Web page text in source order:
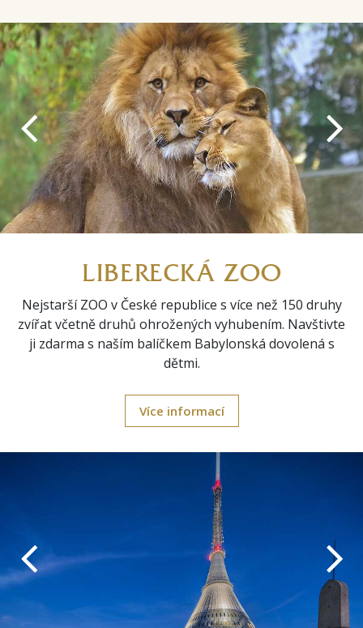
LIBERECKÁ ZOO
Nejstarší ZOO v České republice s více než 150 druhy
zvířat včetně druhů ohrožených vyhubením. Navštivte
ji zdarma s naším balíčkem Babylonská dovolená s
dětmi.
Více informací